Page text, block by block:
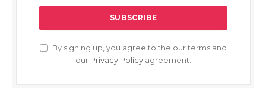
By signing up, you agree to the our terms and
our Privacy Policy agreement.